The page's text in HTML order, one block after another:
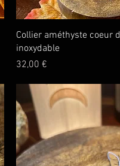
Aperçu
Collier améthyste coeur
inoxydable
Prix
32,00 €